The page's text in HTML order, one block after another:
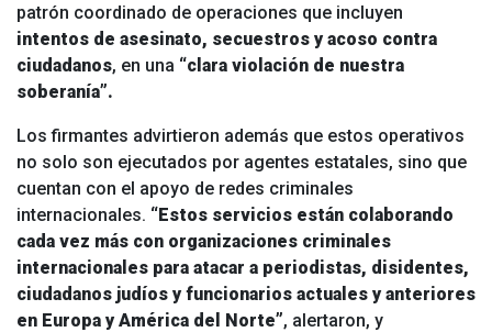
patrón coordinado de operaciones que incluyen
intentos de asesinato, secuestros y acoso contra
ciudadanos, en una “clara violación de nuestra
soberanía”.
Los firmantes advirtieron además que estos operativos
no solo son ejecutados por agentes estatales, sino que
cuentan con el apoyo de redes criminales
internacionales. “Estos servicios están colaborando
cada vez más con organizaciones criminales
internacionales para atacar a periodistas, disidentes,
ciudadanos judíos y funcionarios actuales y anteriores
en Europa y América del Norte”, alertaron, y